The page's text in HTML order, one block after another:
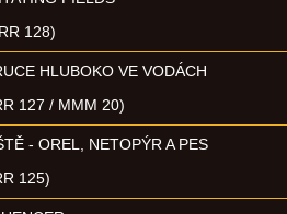
128)
HLUBOKO VE VODÁCH
127 / MMM 20)
- OREL, NETOPÝR A PES
125)